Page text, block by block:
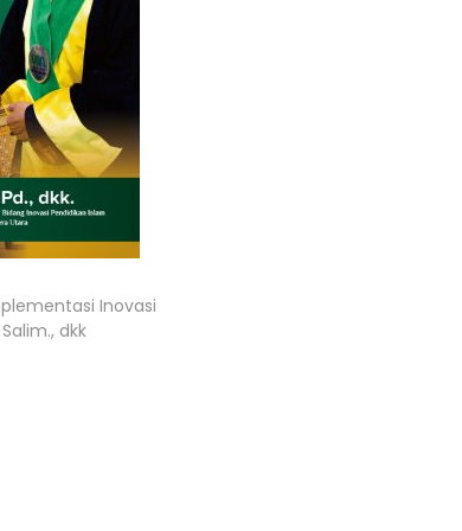
Inovasi
dkk